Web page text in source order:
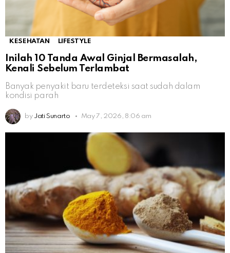
KESEHATAN LIFESTYLE
Inilah 10 Tanda Awal Ginjal Bermasalah,
Kenali Sebelum Terlambat
Banyak penyakit baru terdeteksi saat sudah dalam
kondisi parah
by Jati Sunarto May 7, 2026, 8:06 am